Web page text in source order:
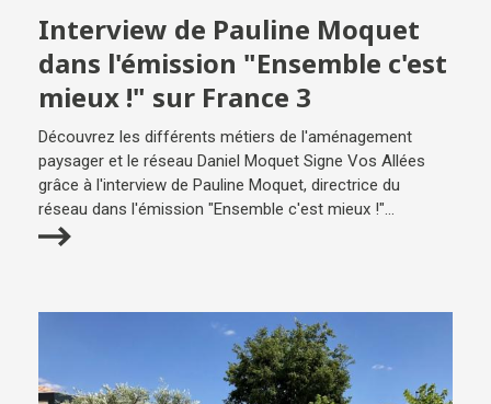
Interview de Pauline Moquet
dans l'émission "Ensemble c'est
mieux !" sur France 3
Découvrez les différents métiers de l'aménagement
paysager et le réseau Daniel Moquet Signe Vos Allées
grâce à l'interview de Pauline Moquet, directrice du
réseau dans l'émission "Ensemble c'est mieux !"...